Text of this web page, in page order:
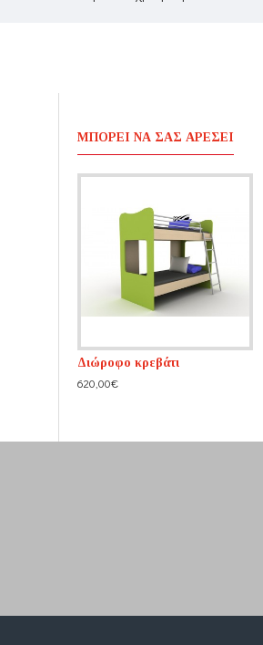
ΜΠΟΡΕΊ ΝΑ ΣΑΣ ΑΡΈΣΕΙ
Διώροφο κρεβάτι
620,00€